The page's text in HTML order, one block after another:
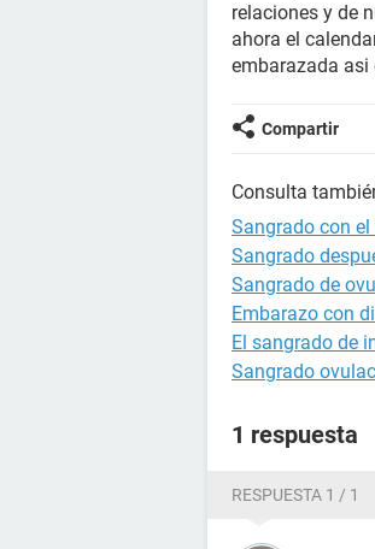
relaciones y de
ahora el
embarazada asi
Compartir
Consulta
Sangrado con el
Sangrado
Sangrado de
Embarazo con
El sangrado de
Sangrado
1 respuesta
RESPUESTA 1 / 1